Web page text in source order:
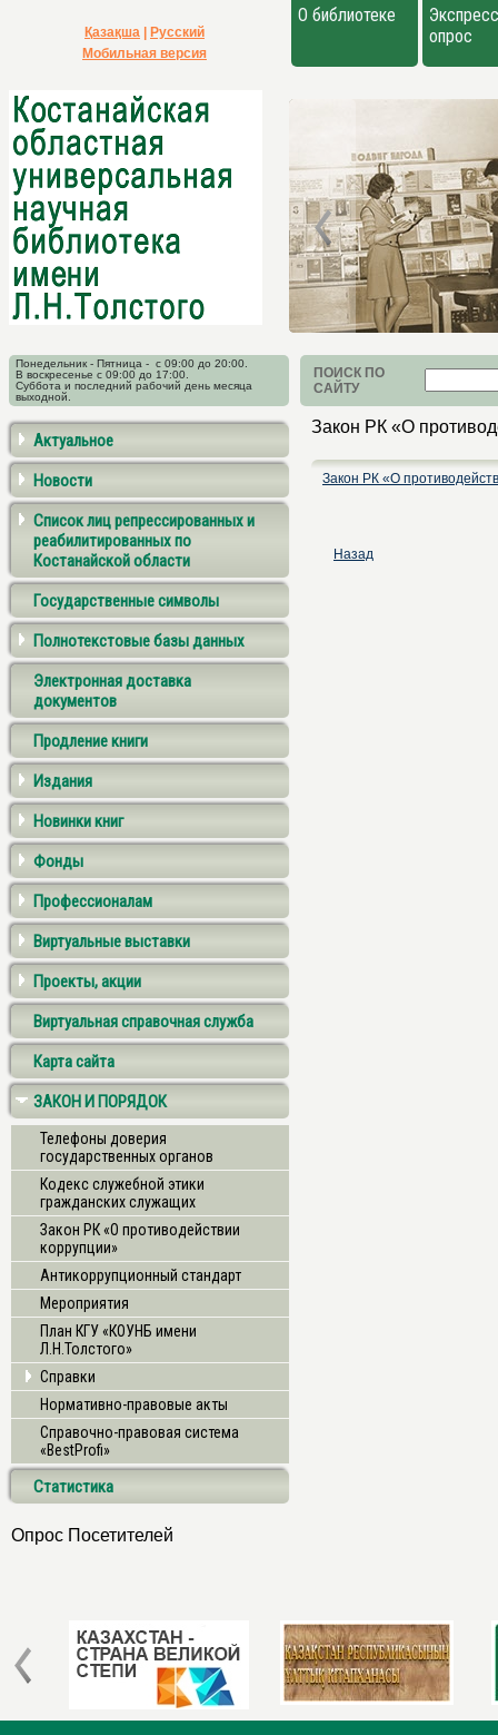
Қазақша
Русский
Мобильная версия
О библиотеке
опрос
Понедельник - Пятница - с 09:00 до 20:00.
В воскресенье с 09:00 до 17:00.
Суббота и последний рабочий день месяца
выходной.
ПОИСК ПО
САЙТУ
Актуальное
Новости
Список лиц репрессированных и
реабилитированных по
Костанайской области
Государственные символы
Полнотекстовые базы данных
Электронная доставка
документов
Продление книги
Издания
Новинки книг
Фонды
Профессионалам
Виртуальные выставки
Проекты, акции
Виртуальная справочная служба
Карта сайта
ЗАКОН И ПОРЯДОК
Телефоны доверия
государственных органов
Кодекс служебной этики
гражданских служащих
Закон РК «О противодействии
коррупции»
Антикоррупционный стандарт
Мероприятия
План КГУ «КОУНБ имени
Л.Н.Толстого»
Справки
Нормативно-правовые акты
Справочно-правовая система
«BestProfi»
Статистика
Опрос Посетителей
Закон РК «О
Закон РК «О
Назад